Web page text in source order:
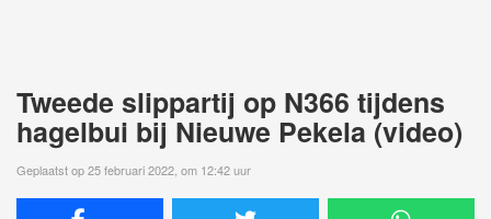
Tweede slippartij op N366 tijdens
hagelbui bij Nieuwe Pekela (video)
Geplaatst op 25 februari 2022, om 12:42 uur